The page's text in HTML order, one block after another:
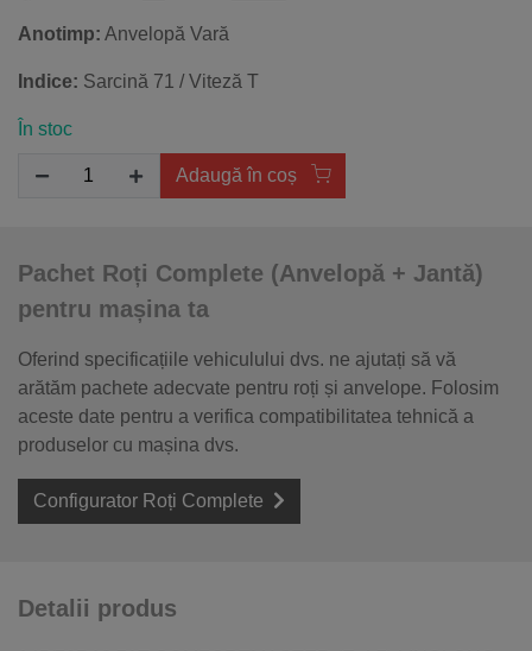
Anotimp: Anvelopă Vară
Indice: Sarcină 71 / Viteză T
În stoc
Adaugă în coș
Pachet Roți Complete (Anvelopă + Jantă)
pentru mașina ta
Oferind specificațiile vehiculului dvs. ne ajutați să vă
arătăm pachete adecvate pentru roți și anvelope. Folosim
aceste date pentru a verifica compatibilitatea tehnică a
produselor cu mașina dvs.
Configurator Roți Complete
Detalii produs